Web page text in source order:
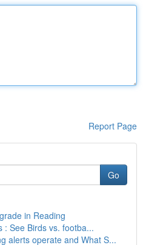
Report Page
Go
in Reading
: See Birds vs. footba...
alerts operate and What S...